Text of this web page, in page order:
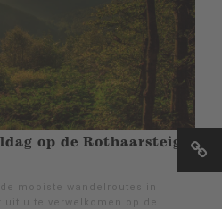
op de Rothaarsteig
mooiste wandelroutes in
u te verwelkomen op de